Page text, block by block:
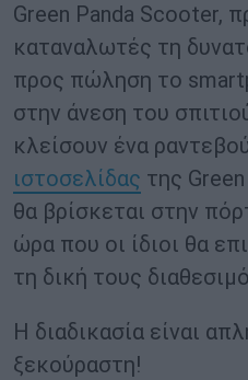
Green Panda Scooter,
καταναλωτές τη
προς πώληση το
στην άνεση του
κλείσουν ένα
ιστοσελίδας της
θα βρίσκεται στην
ώρα που οι ίδιοι θα
τη δική τους
Η διαδικασία είναι
ξεκούραστη!